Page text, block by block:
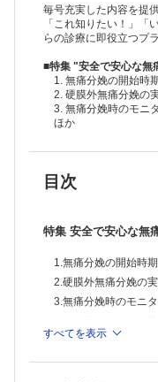
今日の話題
人工知能(AI)補助によ
診療
臨床経験
Live cell imagingから
症例
著明な絨毛間腔の拡張
膀胱三角部に発症した
・BRCA1/BRCA2遺伝
キシンの効果
毎号充実した内容を提
「これ知りたい！」「
らの診療に即役立つプ
■特集 "安全で安心な無
1. 無痛分娩の開始時
2. 硬膜外無痛分娩の
3. 無痛分娩時のモニ
ほか
目次
特集 安全で安心な無
1.無痛分娩の開始時
2.硬膜外無痛分娩の
3.無痛分娩時のモニ
5.無痛分娩時の救急対
6.無痛分娩時の注意点
すべてを表示